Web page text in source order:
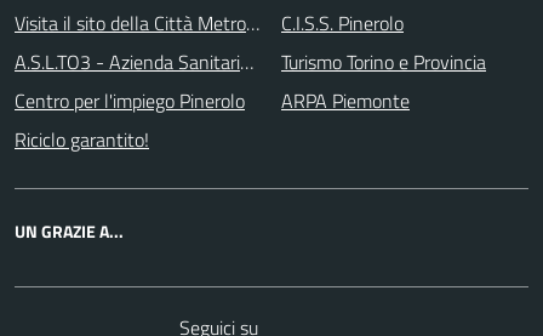
Visita il sito della Città Metropolitanda di Torino
A.S.L.TO3 - Azienda Sanitaria Locale di Collegno e Pinerolo
Centro per l'impiego Pinerolo
Riciclo garantito!
C.I.S.S. Pinerolo
Turismo Torino e Provincia
ARPA Piemonte
UN GRAZIE A...
Seguici su